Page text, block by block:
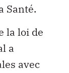
Santé.
la loi de
a
avec